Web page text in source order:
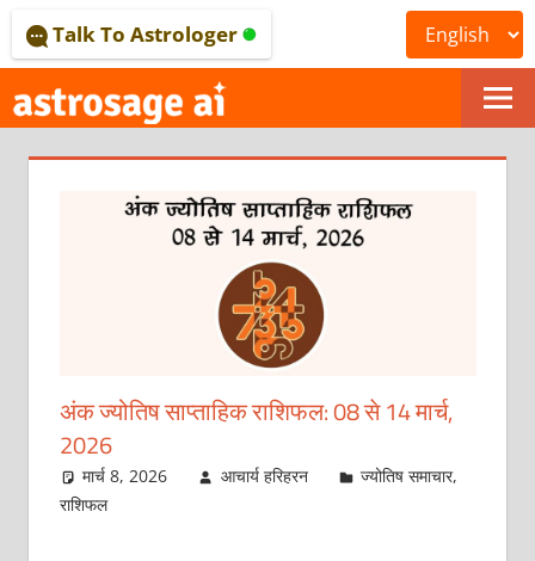
to
content
ONLINE
ASTROLOGICAL
JOURNAL
–
ASTROSAGE
MAGAZINE
Talk To Astrologer
अंक ज्योतिष साप्ताहिक राशिफल: 08 से 14 मार्च,
2026
मार्च 8, 2026 आचार्य हरिहरन ज्योतिष समाचार,
राशिफल